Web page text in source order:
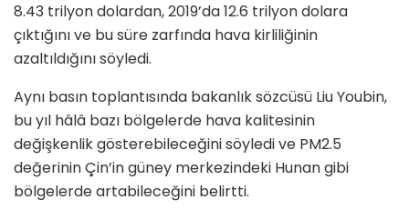
8.43 trilyon dolardan, 2019’da 12.6 trilyon dolara
çıktığını ve bu süre zarfında hava kirliliğinin
azaltıldığını söyledi.
Aynı basın toplantısında bakanlık sözcüsü Liu Youbin,
bu yıl hâlâ bazı bölgelerde hava kalitesinin
değişkenlik gösterebileceğini söyledi ve PM2.5
değerinin Çin’in güney merkezindeki Hunan gibi
bölgelerde artabileceğini belirtti.